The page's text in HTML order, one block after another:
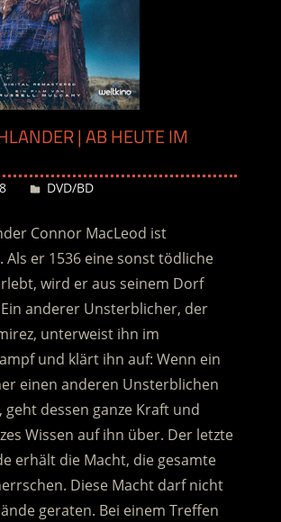
| AB HEUTE IM
Desiree
DVD/BD
Connor MacLeod ist
Als er 1536 eine sonst tödliche
wird er aus seinem Dorf
anderer Unsterblicher, der
unterweist ihn im
und klärt ihn auf: Wenn ein
einen anderen Unsterblichen
dessen ganze Kraft und
Wissen auf ihn über. Der letzte
erhält die Macht, die gesamte
Diese Macht darf nicht
geraten. Bei einem Treffen